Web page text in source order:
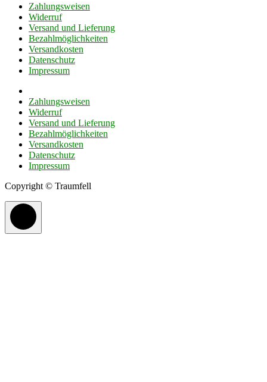
Zahlungsweisen
Widerruf
Versand und Lieferung
Bezahlmöglichkeiten
Versandkosten
Datenschutz
Impressum
Zahlungsweisen
Widerruf
Versand und Lieferung
Bezahlmöglichkeiten
Versandkosten
Datenschutz
Impressum
Copyright © Traumfell